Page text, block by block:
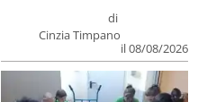
di
Cinzia Timpano
il 08/08/2026